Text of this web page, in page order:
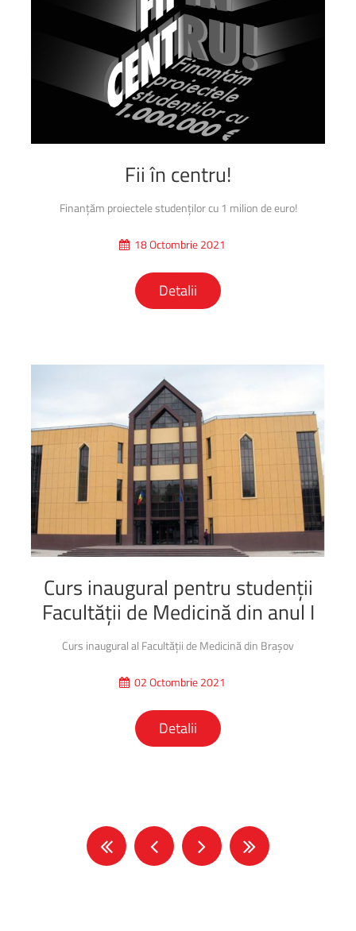
Fii în centru!
Finanțăm proiectele studenților cu 1 milion de euro!
18 Octombrie 2021
Detalii
Curs inaugural pentru studenții
Facultății de Medicinădin anul I
Curs inaugural al Facultății de Medicină din Brașov
02 Octombrie 2021
Detalii